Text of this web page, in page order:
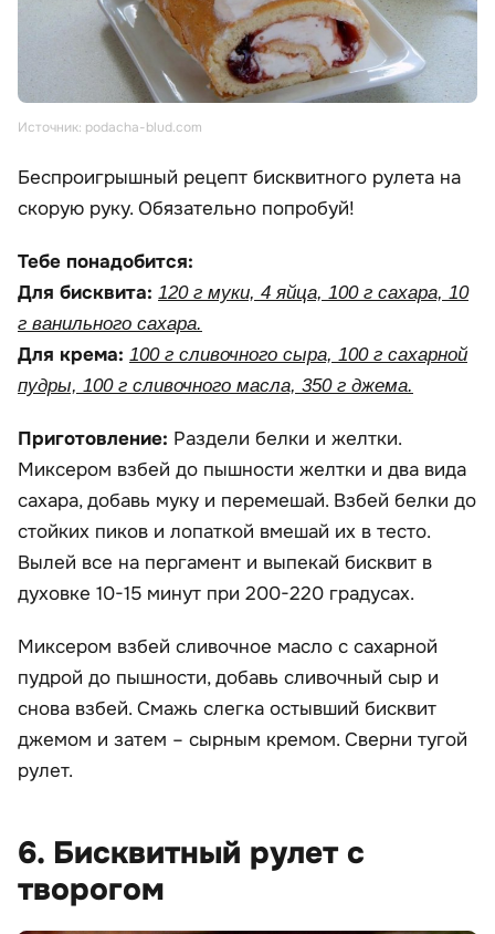
Источник: podacha-blud.com
Беспроигрышный рецепт бисквитного рулета на
скорую руку. Обязательно попробуй!
Тебе понадобится:
Для бисквита: 120 г муки, 4 яйца, 100 г сахара, 10
г ванильного сахара.
Для крема: 100 г сливочного сыра, 100 г сахарной
пудры, 100 г сливочного масла, 350 г джема.
Приготовление: Раздели белки и желтки.
Миксером взбей до пышности желтки и два вида
сахара, добавь муку и перемешай. Взбей белки до
стойких пиков и лопаткой вмешай их в тесто.
Вылей все на пергамент и выпекай бисквит в
духовке 10-15 минут при 200-220 градусах.
Миксером взбей сливочное масло с сахарной
пудрой до пышности, добавь сливочный сыр и
снова взбей. Смажь слегка остывший бисквит
джемом и затем – сырным кремом. Сверни тугой
рулет.
6. Бисквитный рулет с
творогом